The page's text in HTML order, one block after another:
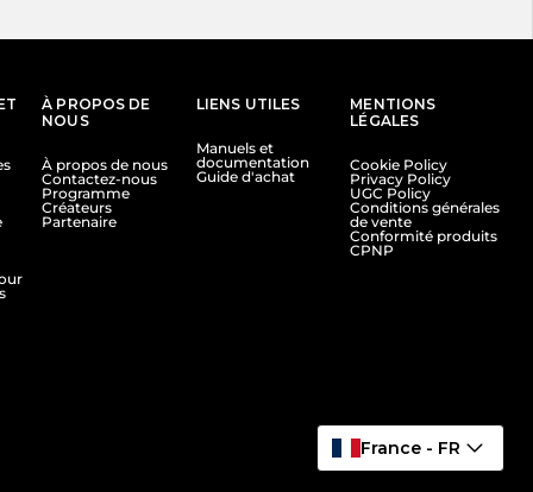
À PROPOS DE
NOUS
À propos de nous
Contactez-nous
Programme
Créateurs
Partenaire
LIENS UTILES
Manuels et
documentation
Guide d'achat
MENTIONS
LÉGALES
Cookie Policy
Privacy Policy
UGC Policy
Conditions générales
de vente
Conformité produits
CPNP
France - FR